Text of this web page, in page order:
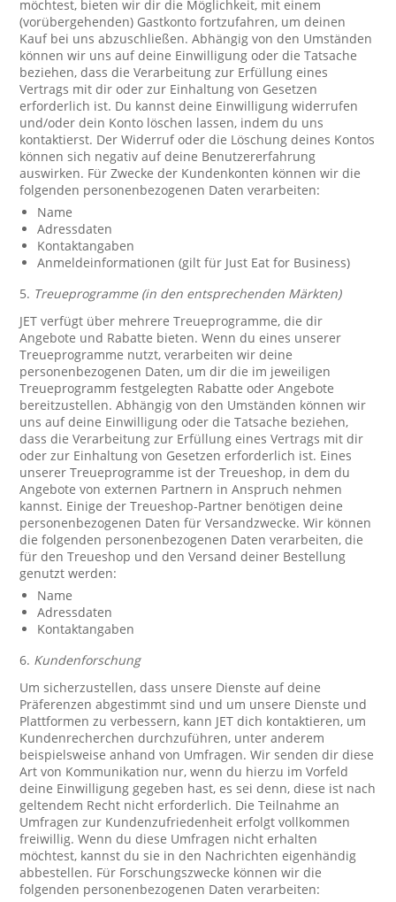
möchtest, bieten wir dir die Möglichkeit, mit einem
(vorübergehenden) Gastkonto fortzufahren, um deinen
Kauf bei uns abzuschließen. Abhängig von den Umständen
können wir uns auf deine Einwilligung oder die Tatsache
beziehen, dass die Verarbeitung zur Erfüllung eines
Vertrags mit dir oder zur Einhaltung von Gesetzen
erforderlich ist. Du kannst deine Einwilligung widerrufen
und/oder dein Konto löschen lassen, indem du uns
kontaktierst. Der Widerruf oder die Löschung deines Kontos
können sich negativ auf deine Benutzererfahrung
auswirken. Für Zwecke der Kundenkonten können wir die
folgenden personenbezogenen Daten verarbeiten:
Name
Adressdaten
Kontaktangaben
Anmeldeinformationen (gilt für Just Eat for Business)
5. Treueprogramme (in den entsprechenden Märkten)
JET verfügt über mehrere Treueprogramme, die dir
Angebote und Rabatte bieten. Wenn du eines unserer
Treueprogramme nutzt, verarbeiten wir deine
personenbezogenen Daten, um dir die im jeweiligen
Treueprogramm festgelegten Rabatte oder Angebote
bereitzustellen. Abhängig von den Umständen können wir
uns auf deine Einwilligung oder die Tatsache beziehen,
dass die Verarbeitung zur Erfüllung eines Vertrags mit dir
oder zur Einhaltung von Gesetzen erforderlich ist. Eines
unserer Treueprogramme ist der Treueshop, in dem du
Angebote von externen Partnern in Anspruch nehmen
kannst. Einige der Treueshop-Partner benötigen deine
personenbezogenen Daten für Versandzwecke. Wir können
die folgenden personenbezogenen Daten verarbeiten, die
für den Treueshop und den Versand deiner Bestellung
genutzt werden:
Name
Adressdaten
Kontaktangaben
6. Kundenforschung
Um sicherzustellen, dass unsere Dienste auf deine
Präferenzen abgestimmt sind und um unsere Dienste und
Plattformen zu verbessern, kann JET dich kontaktieren, um
Kundenrecherchen durchzuführen, unter anderem
beispielsweise anhand von Umfragen. Wir senden dir diese
Art von Kommunikation nur, wenn du hierzu im Vorfeld
deine Einwilligung gegeben hast, es sei denn, diese ist nach
geltendem Recht nicht erforderlich. Die Teilnahme an
Umfragen zur Kundenzufriedenheit erfolgt vollkommen
freiwillig. Wenn du diese Umfragen nicht erhalten
möchtest, kannst du sie in den Nachrichten eigenhändig
abbestellen. Für Forschungszwecke können wir die
folgenden personenbezogenen Daten verarbeiten: